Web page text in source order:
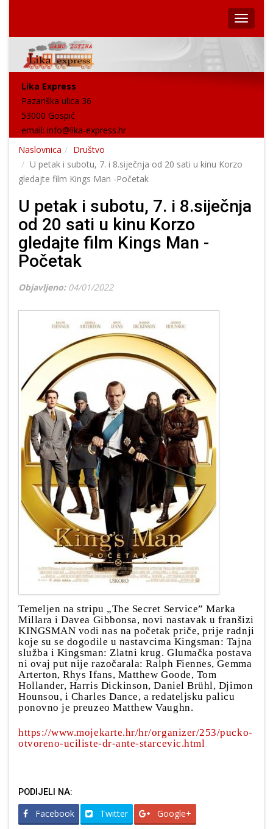
Lika Express
Pazariška ulica 36
53000 Gospić
email: info@lika-express.hr
Naslovnica
Društvo
U petak i subotu, 7. i 8.siječnja od 20 sati u kinu Korzo
gledajte film Kings Man -Početak
U petak i subotu, 7. i 8.siječnja
od 20 sati u kinu Korzo
gledajte film Kings Man -
Početak
Objavljeno: 04/01/2022
Temeljen na stripu „The Secret Service” Marka
Millara i Davea Gibbonsa, novi nastavak u franšizi
KINGSMAN vodi nas na početak priče, prije radnji
koje su se dogodile u nastavcima Kingsman: Tajna
služba i Kingsman: Zlatni krug. Glumačka postava
ni ovaj put nije razočarala: Ralph Fiennes, Gemma
Arterton, Rhys Ifans, Matthew Goode, Tom
Hollander, Harris Dickinson, Daniel Brühl, Djimon
Hounsou, i Charles Dance, a redateljsku palicu
ponovno je preuzeo Matthew Vaughn.
https://www.mojekarte.hr/hr/organizer/253/pucko-
otvoreno-uciliste-dr-ante-starcevic.html
PODIJELI NA:
Facebook Twitter Google+